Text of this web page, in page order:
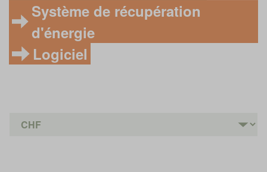
Système de récupération
d'énergie
Logiciel